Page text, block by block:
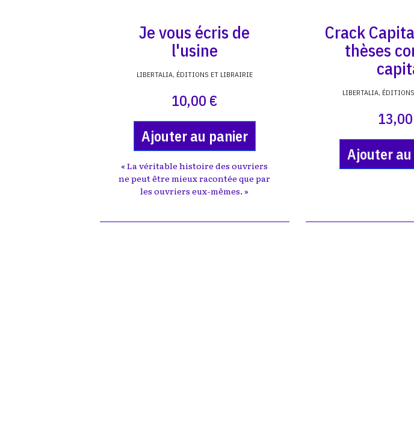
Je vous écris de
l'usine
LIBERTALIA, ÉDITIONS ET LIBRAIRIE
10,00 €
Ajouter au panier
« La véritable histoire des ouvriers
ne peut être mieux racontée que par
les ouvriers eux-mêmes. »
Crack
thèses
LIBERTALIA,
Ajouter